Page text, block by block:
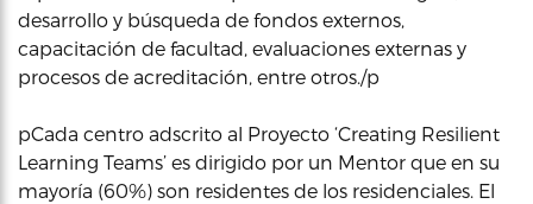
desarrollo y búsqueda de fondos externos,
capacitación de facultad, evaluaciones externas y
procesos de acreditación, entre otros./p
pCada centro adscrito al Proyecto ‘Creating Resilient
Learning Teams’ es dirigido por un Mentor que en su
mayoría (60%) son residentes de los residenciales. El